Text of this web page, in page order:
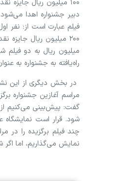
دبیر جشنواره اهدا
راه‌یافته به جشنواره به
مراسم آغازین جشنواره
شود. قرار است نمایشگاه
چند فیلم برگزیده را در
نمایش می‌گذاریم، اما